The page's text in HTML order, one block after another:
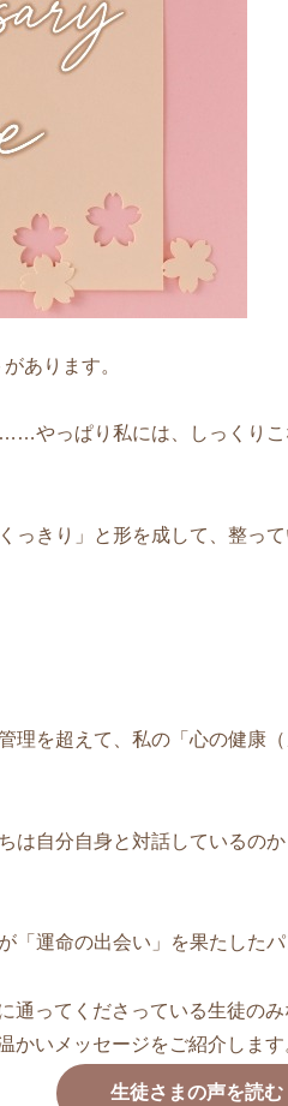
あります。
やっぱり私には、しっくりこ
きり」と形を成して、整って
を超えて、私の「心の健康
自分自身と対話しているのか
運命の出会い」を果たした
通ってくださっている生徒の
かいメッセージをご紹介します
生徒さまの声を読む